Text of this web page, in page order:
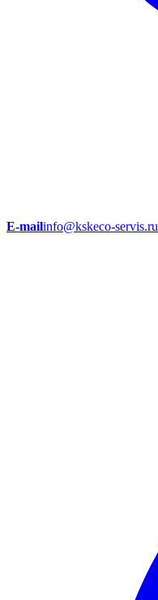
E-mailinfo@kskeco-servis.ru